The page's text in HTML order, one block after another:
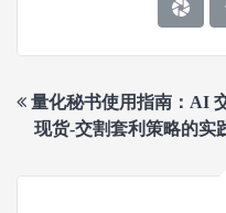
量化秘书使用指南：AI
现货-交割套利策略的实